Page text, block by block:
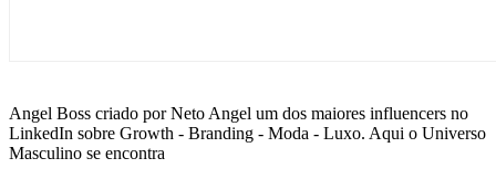
Angel Boss criado por Neto Angel um dos maiores influencers no
LinkedIn sobre Growth - Branding - Moda - Luxo. Aqui o Universo
Masculino se encontra